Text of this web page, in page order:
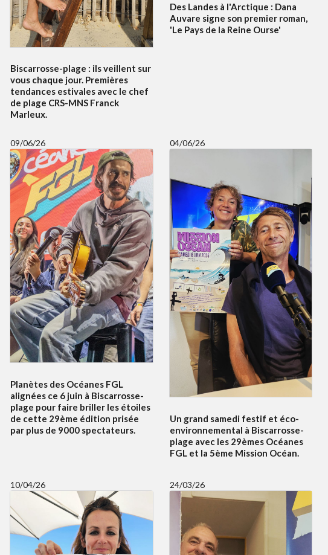
Biscarrosse-plage : ils veillent sur
vous chaque jour. Premières
tendances estivales avec le chef
de plage CRS-MNS Franck
Marleux.
Des Landes à l'Arctique : Dana
Auvare signe son premier roman,
'Le Pays de la Reine Ourse'
09/06/26
Planètes des Océanes FGL
alignées ce 6 juin à Biscarrosse-
plage pour faire briller les étoiles
de cette 29ème édition prisée
par plus de 9000 spectateurs.
04/06/26
Un grand samedi festif et éco-
environnemental à Biscarrosse-
plage avec les 29èmes Océanes
FGL et la 5ème Mission Océan.
10/04/26 24/03/26